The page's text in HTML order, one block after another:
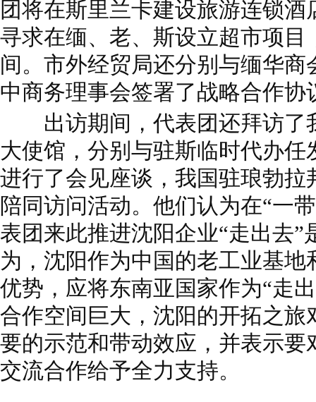
团将在斯里兰卡建设旅游连锁
寻求在缅、老、斯设立超市项目
间。市外经贸局还分别与缅华
中商务理事会签署了战略合作协
出访期间，代表团还拜访了
大使馆，分别与驻斯临时代办
进行了会见座谈，我国驻琅勃拉
陪同访问活动。他们认为在“一
表团来此推进沈阳企业“走出去”
为，沈阳作为中国的老工业基
优势，应将东南亚国家作为“走
合作空间巨大，沈阳的开拓之旅
要的示范和带动效应，并表示要
交流合作给予全力支持。